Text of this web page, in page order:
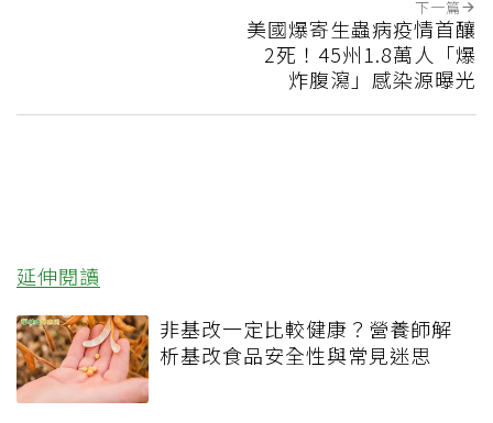
下一篇
美國爆寄生蟲病疫情首釀
2死！45州1.8萬人「爆
炸腹瀉」感染源曝光
延伸閱讀
非基改一定比較健康？營養師解
析基改食品安全性與常見迷思